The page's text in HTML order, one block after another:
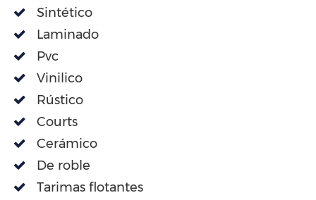
Sintético
Laminado
Pvc
Vinilico
Rústico
Courts
Cerámico
De roble
Tarimas flotantes